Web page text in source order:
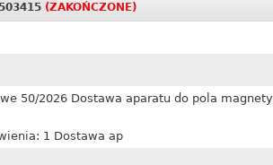
(ZAKOŃCZONE)
50/2026 Dostawa aparatu do pola
1 Dostawa ap